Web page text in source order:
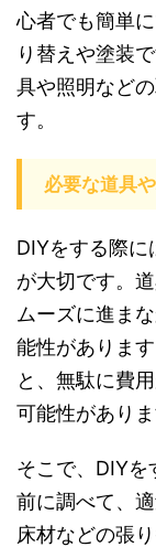
心者でも簡単
り替えや塗装
具や照明など
す。
必要な道具
DIYをする際に
が大切です。
ムーズに進ま
能性がありま
と、無駄に費
可能性がありま
そこで、DIYを
前に調べて、
床材などの張